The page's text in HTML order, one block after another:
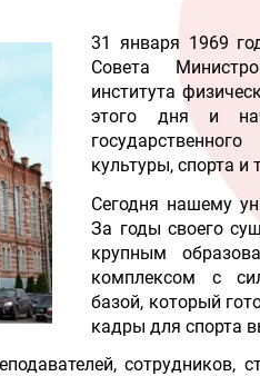
31 января 1969
Совета
института
этого дня и
культуры, спорта и
Сегодня нашему
За годы своего
крупным
комплексом с
базой, который
кадры для спорта
сотрудников,